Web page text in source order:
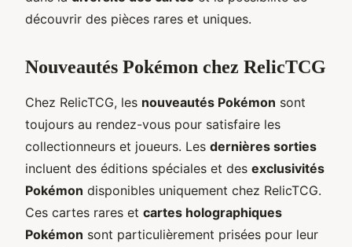
découvrir des pièces rares et uniques.
Nouveautés Pokémon chez RelicTCG
Chez RelicTCG, les nouveautés Pokémon sont
toujours au rendez-vous pour satisfaire les
collectionneurs et joueurs. Les dernières sorties
incluent des éditions spéciales et des exclusivités
Pokémon disponibles uniquement chez RelicTCG.
Ces cartes rares et cartes holographiques
Pokémon sont particulièrement prisées pour leur